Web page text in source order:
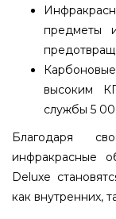
предметы
высоким
службы 5
Благодаря
инфракрасные
Deluxe
как внутренних,